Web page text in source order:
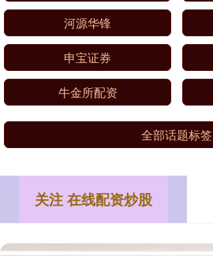
河源华锋
申宝证券
牛金所配资
全部话题标签
关注 在线配资炒股